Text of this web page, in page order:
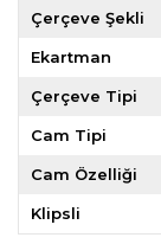
Çerçeve Şekli
Ekartman
Çerçeve Tipi
Cam Tipi
Cam Özelliği
Klipsli